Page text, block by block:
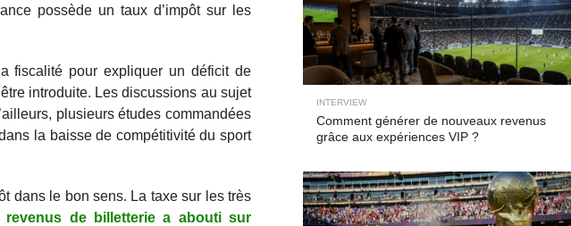
possède un taux d’impôt sur les
fiscalité pour expliquer un déficit de
introduite. Les discussions au sujet
plusieurs études commandées
la baisse de compétitivité du sport
dans le bon sens. La taxe sur les très
de billetterie a abouti sur
INTERVIEW
Comment générer de nouveaux revenus
grâce aux expériences VIP ?